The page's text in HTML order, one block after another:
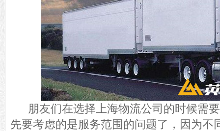
朋友们在选择上海物流公司的时候需
先要考虑的是服务范围的问题了，因为不